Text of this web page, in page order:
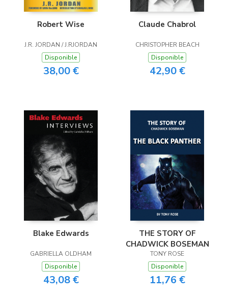
Robert Wise
J.R. JORDAN / J.RJORDAN
Disponible
38,00 €
Claude Chabrol
CHRISTOPHER BEACH
Disponible
42,90 €
Blake Edwards
GABRIELLA OLDHAM
Disponible
43,08 €
THE STORY OF
CHADWICK BOSEMAN
TONY ROSE
Disponible
11,76 €